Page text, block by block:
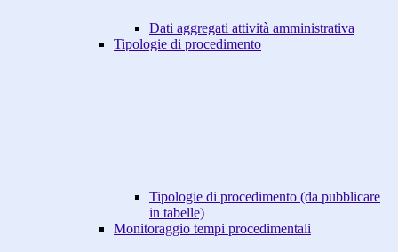
Dati aggregati attività amministrativa
Tipologie di procedimento
Tipologie di procedimento (da pubblicare
in tabelle)
Monitoraggio tempi procedimentali